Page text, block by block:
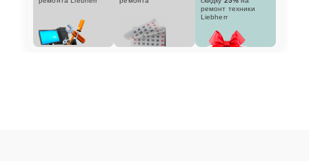
ремонт техники
Liebherr